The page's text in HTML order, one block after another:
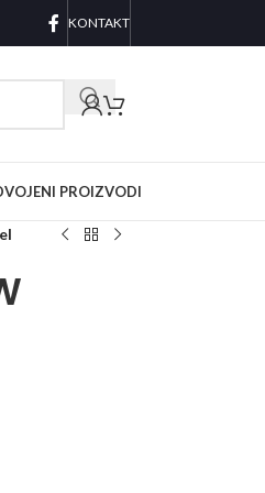
KONTAKT
PROIZVODI